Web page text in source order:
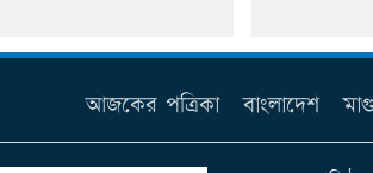
আজকের পত্রিকা বাংলাদেশ